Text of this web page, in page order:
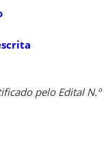
pelo Edital N.º